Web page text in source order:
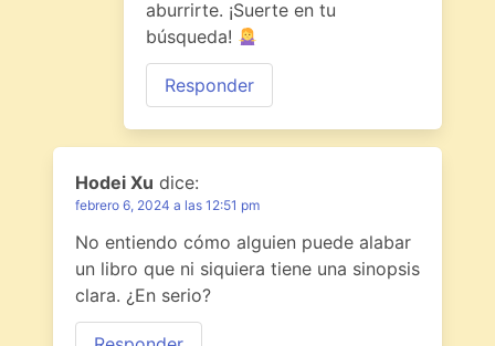
aburrirte. ¡Suerte en tu
búsqueda!
Responder
Hodei Xu dice:
febrero 6, 2024 a las 12:51 pm
No entiendo cómo alguien puede alabar
un libro que ni siquiera tiene una sinopsis
clara. ¿En serio?